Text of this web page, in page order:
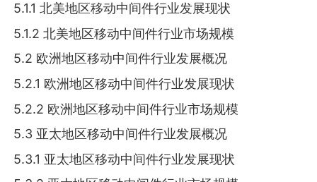
5.1.1 北美地区移动中间件行业发展现状
5.1.2 北美地区移动中间件行业市场规模
5.2 欧洲地区移动中间件行业发展概况
5.2.1 欧洲地区移动中间件行业发展现状
5.2.2 欧洲地区移动中间件行业市场规模
5.3 亚太地区移动中间件行业发展概况
5.3.1 亚太地区移动中间件行业发展现状